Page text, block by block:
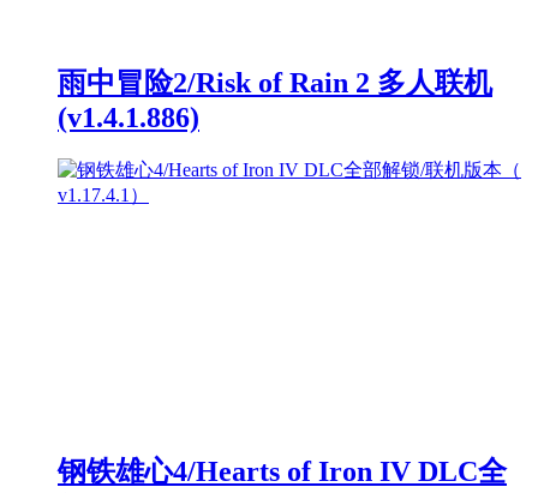
雨中冒险2/Risk of Rain 2 多人联机
(v1.4.1.886)
钢铁雄心4/Hearts of Iron IV DLC全